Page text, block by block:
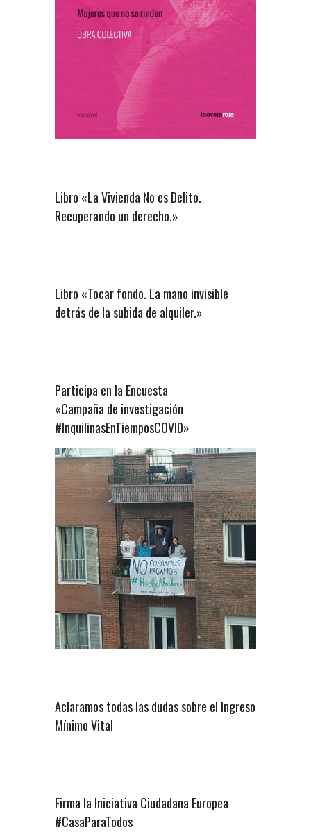
Libro «La Vivienda No es Delito.
Recuperando un derecho.»
Libro «Tocar fondo. La mano invisible
detrás de la subida de alquiler.»
Participa en la Encuesta
«Campaña de investigación
#InquilinasEnTiemposCOVID»
Aclaramos todas las dudas sobre el Ingreso
Mínimo Vital
Firma la Iniciativa Ciudadana Europea
#CasaParaTodos